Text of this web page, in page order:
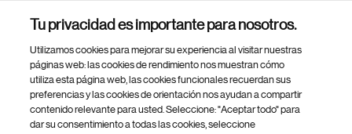
Footer Site Search
Tu privacidad es importante para nosotros.
Utilizamos cookies para mejorar su experiencia al visitar nuestras
páginas web: las cookies de rendimiento nos muestran cómo
utiliza esta página web, las cookies funcionales recuerdan sus
preferencias y las cookies de orientación nos ayudan a compartir
contenido relevante para usted. Seleccione: "Aceptar todo" para
dar su consentimiento a todas las cookies, seleccione